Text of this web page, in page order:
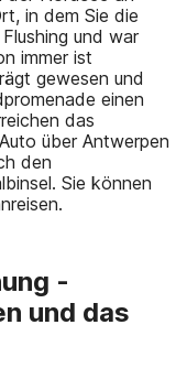
in dem Sie die
und war
immer ist
gewesen und
einen
das
über Antwerpen
den
Sie können
-
und das